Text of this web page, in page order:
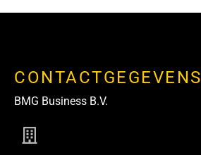
CONTACTGEGEVENS
BMG Business B.V.